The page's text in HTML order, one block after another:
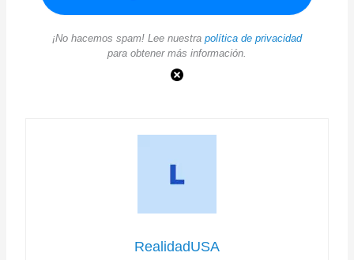
¡No hacemos spam! Lee nuestra política de privacidad
para obtener más información.
RealidadUSA